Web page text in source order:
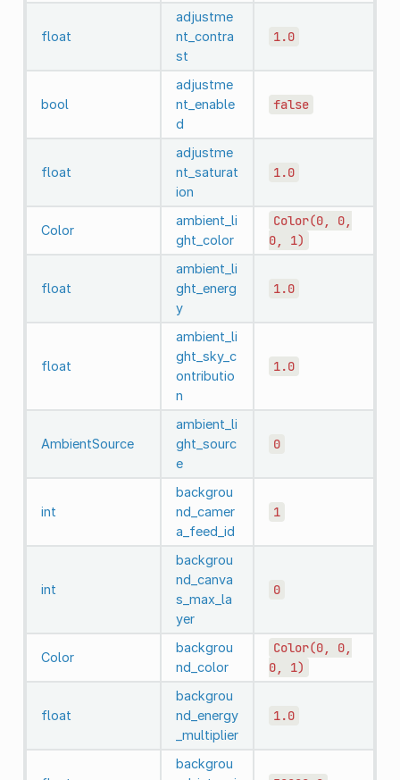
float
adjustme
nt_contra
st
1.0
bool
adjustme
nt_enable
d
false
float
adjustme
nt_saturat
ion
1.0
Color
ambient_li
ght_color
Color(0,
0,
0,
1)
float
ambient_li
ght_energ
y
1.0
float
ambient_li
ght_sky_c
ontributio
n
1.0
AmbientSource
ambient_li
ght_sourc
e
0
int
backgrou
nd_camer
a_feed_id
1
int
backgrou
nd_canva
s_max_la
yer
0
Color
backgrou
nd_color
Color(0,
0,
0,
1)
float
backgrou
nd_energy
_multiplier
1.0
backgrou